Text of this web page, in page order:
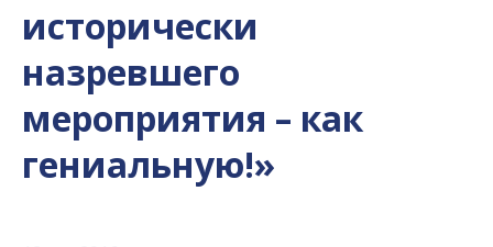
исторически
назревшего
мероприятия – как
гениальную!»